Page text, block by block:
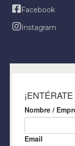
Facebook
Instagram